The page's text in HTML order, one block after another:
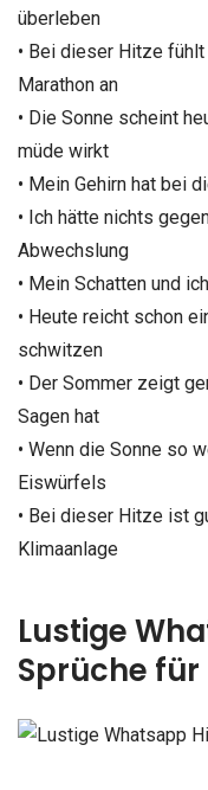
überleben
• Bei dieser Hitze
Marathon an
• Die Sonne scheint
müde wirkt
• Mein Gehirn hat bei
• Ich hätte nichts
Abwechslung
• Mein Schatten und
• Heute reicht schon
schwitzen
• Der Sommer zeigt
Sagen hat
• Wenn die Sonne so
Eiswürfels
• Bei dieser Hitze ist
Klimaanlage
Lustige
Sprüche für